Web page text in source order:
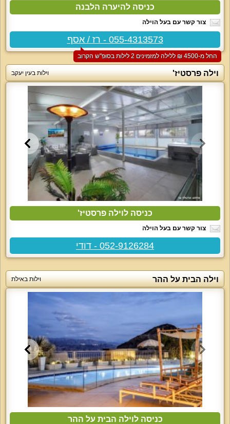
כניסה להיערה הלבנה
צור קשר עם בעל הוילה
055-4313573 - רז / אסף
החל מ-‏4500 ₪ ללילה למזמינים 2 לילות בסופ"ש הקרוב
וילה פרסטיז' וילות בעין יעקב
כניסה לוילה פרסטיז'
צור קשר עם בעל הוילה
052-9126284 - דודי
וילה הבית על ההר וילות באילת
כניסה לוילה הבית על ההר